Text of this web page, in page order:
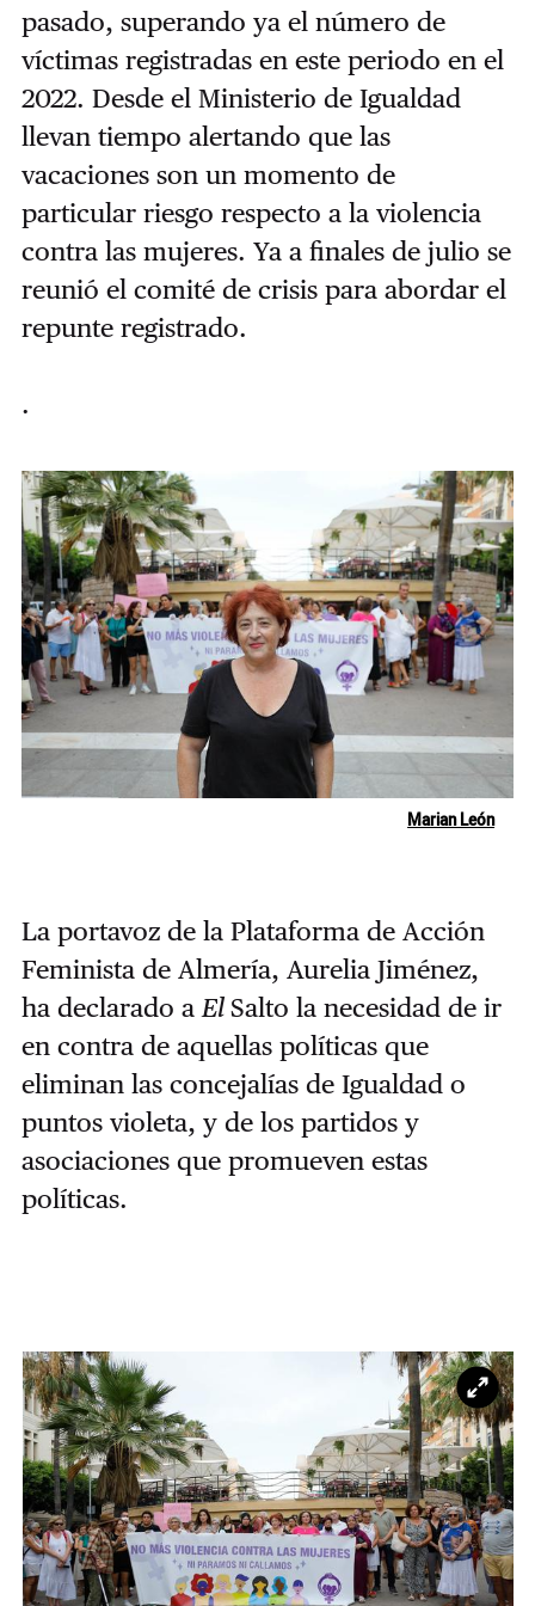
pasado, superando ya el número de
víctimas registradas en este periodo en el
2022. Desde el Ministerio de Igualdad
llevan tiempo alertando que las
vacaciones son un momento de
particular riesgo respecto a la violencia
contra las mujeres. Ya a finales de julio se
reunió el comité de crisis para abordar el
repunte registrado.
.
Marian León
La portavoz de la Plataforma de Acción
Feminista de Almería, Aurelia Jiménez,
ha declarado a ElSalto la necesidad de ir
en contra de aquellas políticas que
eliminan las concejalías de Igualdad o
puntos violeta, y de los partidos y
asociaciones que promueven estas
políticas.